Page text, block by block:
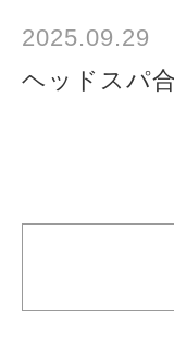
2025.09.29
ヘッドスパ合